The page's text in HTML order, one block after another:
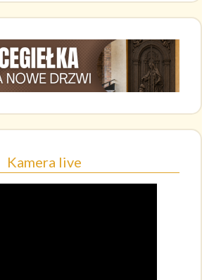
Kamera live